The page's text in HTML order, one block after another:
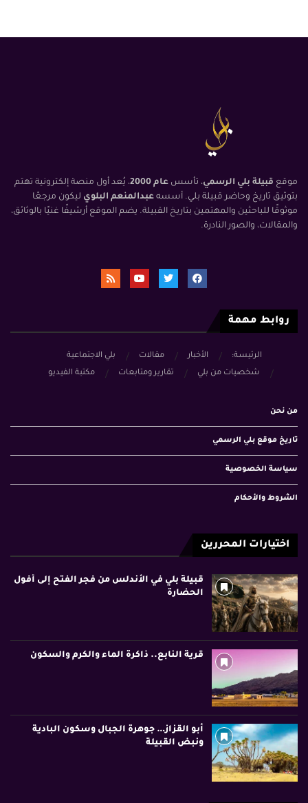
موقع قبيلة بلي الرسمي، تأسس عام 2000
، يُعد أول منصة إلكترونية تهتم
بتوثيق تاريخ وحاضر قبيلة بلي. أسسه عبدالمنعم البلوي ليكون مرجعًا
موثوقًا للباحثين والمهتمين بتاريخ القبيلة. يضم الموقع أرشيفًا غنيًا بالوثائق،
والمقالات، والصور النادرة.
روابط مهمة
الرئيسة: الأخبار مقالات
بلي الاجتماعية
شخصيات من بلي
تقارير ومتابعات مكتبة الفيديو
من نحن
تاريخ موقع بلي الرسمي
سياسة الخصوصية
الشروط والأحكام
اختيارات المحررين
قبيلة بلي في الأندلس من فجر الفتح إلى أفول
الحضارة
قرية النابع.. ذاكرة الماء والكرم والسكون
أبو القزاز… جوهرة الجبال وسكون البادية
ونبض القبيلة